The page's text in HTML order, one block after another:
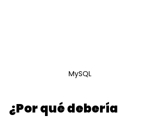
MySQL
¿Por qué debería